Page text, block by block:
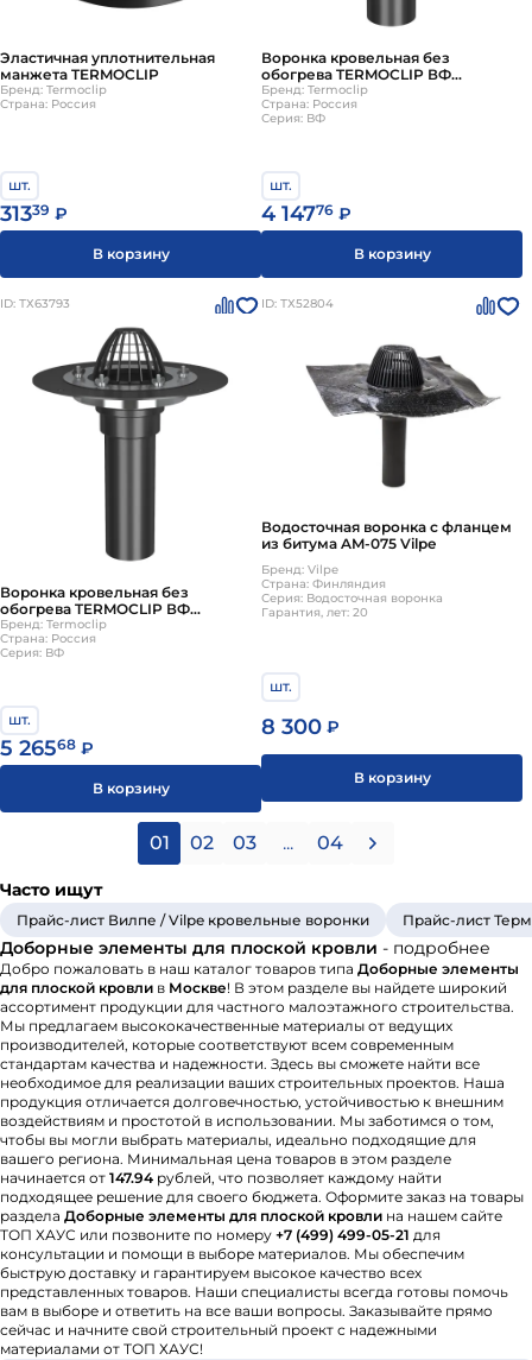
Эластичная уплотнительная
манжета TERMOCLIP
Бренд: Termoclip
Страна: Россия
шт.
31339 ₽
В корзину
Воронка кровельная без
обогрева TERMOCLIP ВФ
110х165мм
Бренд: Termoclip
Страна: Россия
Серия: ВФ
шт.
4 14776 ₽
В корзину
ID: ТХ63793
Воронка кровельная без
обогрева TERMOCLIP ВФ
90х450мм
Бренд: Termoclip
Страна: Россия
Серия: ВФ
шт.
5 26568 ₽
В корзину
ID: ТХ52804
Водосточная воронка с фланцем
из битума AM-075 Vilpe
Бренд: Vilpe
Страна: Финляндия
Серия: Водосточная воронка
Гарантия, лет: 20
шт.
8 300 ₽
В корзину
01 02 03 ... 04
Часто ищут
Прайс-лист Вилпе / Vilpe кровельные воронки Прайс-лист
Доборные элементы для плоской кровли - подробнее
Добро пожаловать в наш каталог товаров типа Доборные элементы
для плоской кровли в Москве! В этом разделе вы найдете широкий
ассортимент продукции для частного малоэтажного строительства.
Мы предлагаем высококачественные материалы от ведущих
производителей, которые соответствуют всем современным
стандартам качества и надежности. Здесь вы сможете найти все
необходимое для реализации ваших строительных проектов. Наша
продукция отличается долговечностью, устойчивостью к внешним
воздействиям и простотой в использовании. Мы заботимся о том,
чтобы вы могли выбрать материалы, идеально подходящие для
вашего региона. Минимальная цена товаров в этом разделе
начинается от 147.94 рублей, что позволяет каждому найти
подходящее решение для своего бюджета. Оформите заказ на товары
раздела Доборные элементы для плоской кровли на нашем сайте
ТОП ХАУС или позвоните по номеру +7 (499) 499-05-21 для
консультации и помощи в выборе материалов. Мы обеспечим
быструю доставку и гарантируем высокое качество всех
представленных товаров. Наши специалисты всегда готовы помочь
вам в выборе и ответить на все ваши вопросы. Заказывайте прямо
сейчас и начните свой строительный проект с надежными
материалами от ТОП ХАУС!